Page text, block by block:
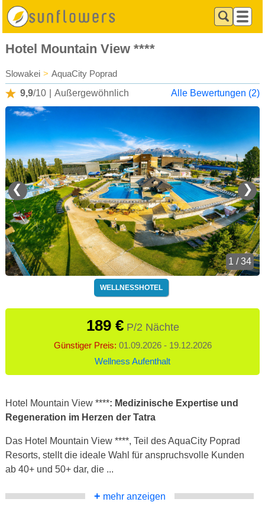
Hotel Mountain View ****
Slowakei > AquaCity Poprad
9,9/10 Außergewöhnlich Alle Bewertungen (2)
❮ ❯
1 / 34
WELLNESSHOTEL
189 €P/2 Nächte
Günstiger Preis: 01.09.2026 - 19.12.2026
Wellness Aufenthalt
Hotel Mountain View ****: Medizinische Expertise und
Regeneration im Herzen der Tatra
Das Hotel Mountain View ****, Teil des AquaCity Poprad
Resorts, stellt die ideale Wahl für anspruchsvolle Kunden
ab 40+ und 50+ dar, die ...
+ mehr anzeigen